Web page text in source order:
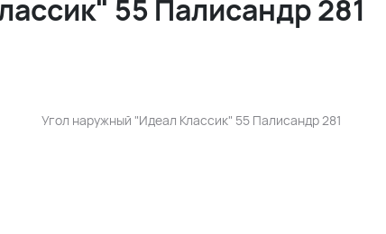
55 Палисандр 281
Угол наружный "Идеал Классик" 55 Палисандр 281